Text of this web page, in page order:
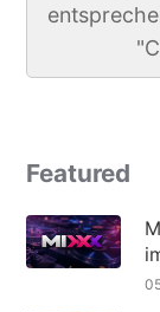
Featured